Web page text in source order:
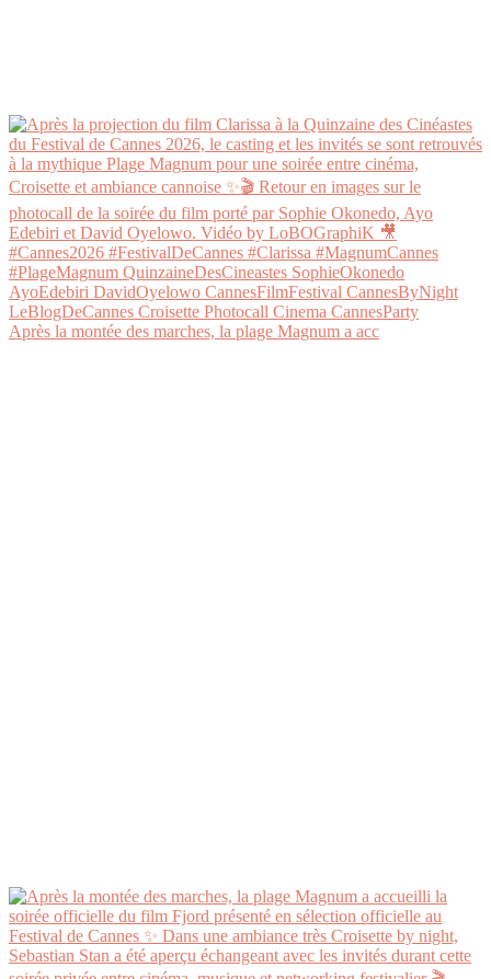
Après la montée des marches, la plage Magnum a acc